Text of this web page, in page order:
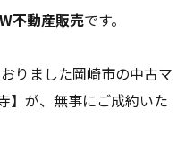
不動産販売です。
りました岡崎市の中古マ
】が、無事にご成約いた